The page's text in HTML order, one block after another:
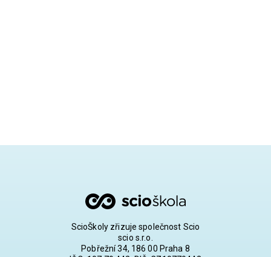
ScioŠkoly zřizuje společnost Scio
scio s.r.o.
Pobřežní 34, 186 00 Praha 8